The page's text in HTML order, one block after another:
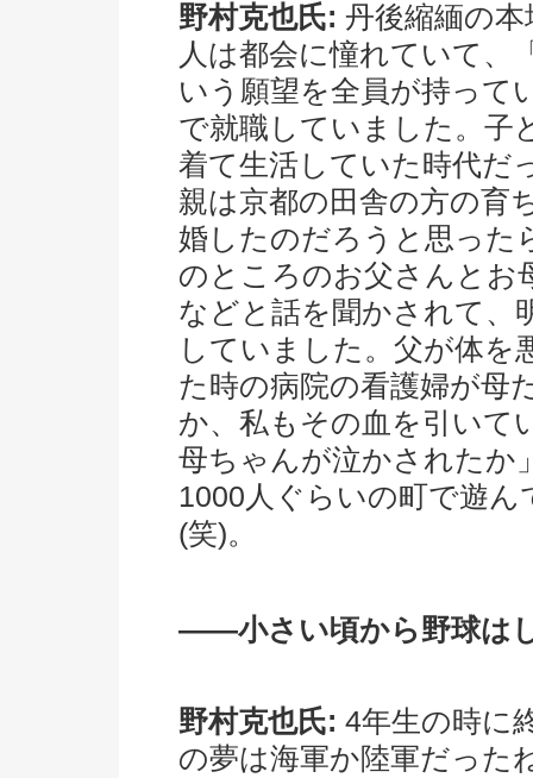
野村克也氏: 丹後縮緬の
人は都会に憧れていて、
いう願望を全員が持って
で就職していました。子
着て生活していた時代だ
親は京都の田舎の方の育
婚したのだろうと思った
のところのお父さんとお
などと話を聞かされて、
していました。父が体を
た時の病院の看護婦が母
か、私もその血を引いて
母ちゃんが泣かされたか
1000人ぐらいの町で遊
(笑)。
――小さい頃から野球は
野村克也氏: 4年生の時に
の夢は海軍か陸軍だった